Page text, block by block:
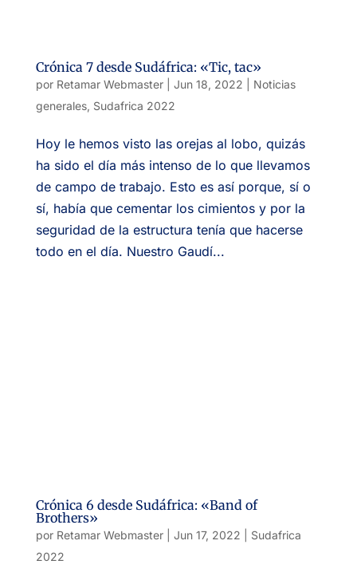
Crónica 7 desde Sudáfrica: «Tic, tac»
por Retamar Webmaster| Jun 18, 2022
Noticias
generales, Sudafrica 2022
Hoy le hemos visto las orejas al lobo, quizás
ha sido el día más intenso de lo que llevamos
de campo de trabajo. Esto es así porque, sí o
sí, había que cementar los cimientos y por la
seguridad de la estructura tenía que hacerse
todo en el día. Nuestro Gaudí...
Crónica 6 desde Sudáfrica: «Band of
Brothers»
por Retamar Webmaster| Jun 17, 2022
Sudafrica
2022